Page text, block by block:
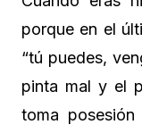
porque en el
“tú puedes,
pinta mal y el
toma